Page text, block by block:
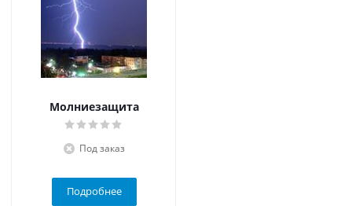
Молниезащита
Под заказ
Подробнее